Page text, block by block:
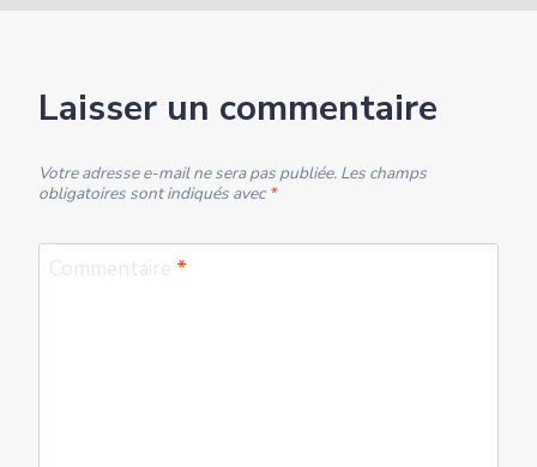
Laisser un commentaire
Votre adresse e-mail ne sera pas publiée. Les champs
obligatoires sont indiqués avec*
Commentaire *